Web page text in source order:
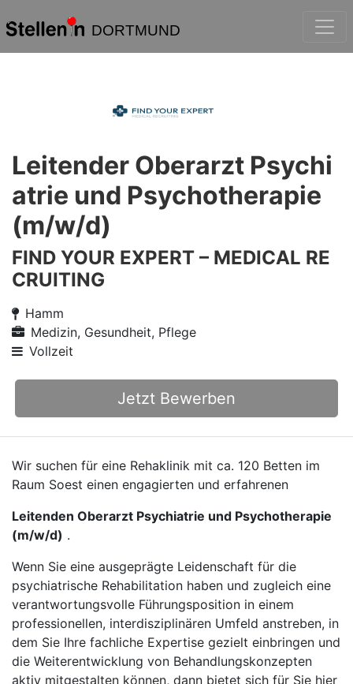
DORTMUND
Leitender Oberarzt Psychi
atrie und Psychotherapie
(m/w/d)
FIND YOUR EXPERT – MEDICAL RE
CRUITING
Hamm
Medizin, Gesundheit, Pflege
Vollzeit
Jetzt Bewerben
Wir suchen für eine Rehaklinik mit ca. 120 Betten im
Raum Soest einen engagierten und erfahrenen
Leitenden Oberarzt Psychiatrie und Psychotherapie
(m/w/d) .
Wenn Sie eine ausgeprägte Leidenschaft für die
psychiatrische Rehabilitation haben und zugleich eine
verantwortungsvolle Führungsposition in einem
professionellen, interdisziplinären Umfeld anstreben, in
dem Sie Ihre fachliche Expertise gezielt einbringen und
die Weiterentwicklung von Behandlungskonzepten
aktiv mitgestalten können, dann bietet sich für Sie hier